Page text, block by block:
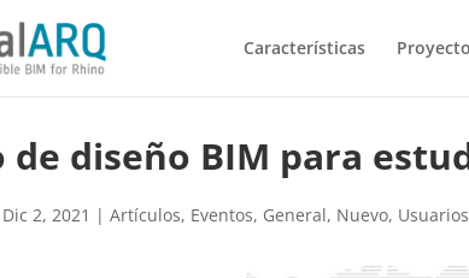
Características
de diseño BIM para
Dic 2, 2021 |Artículos, Eventos, General, Nuevo, Usuarios